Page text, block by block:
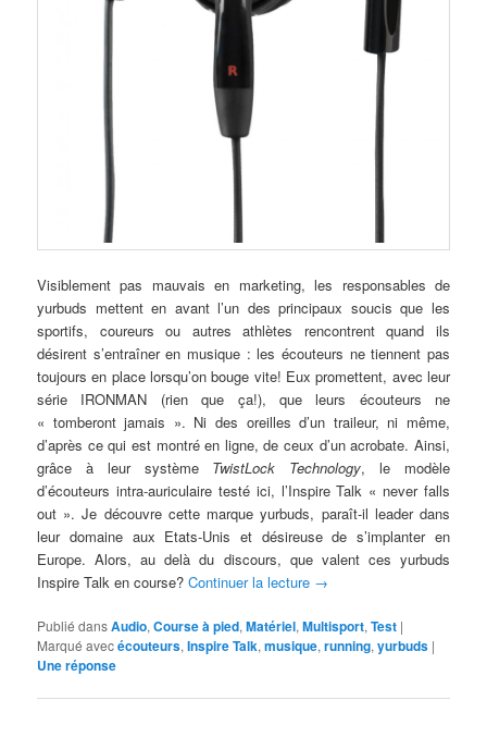
Visiblement pas mauvais en marketing, les responsables de
yurbuds mettent en avant l’un des principaux soucis que les
sportifs, coureurs ou autres athlètes rencontrent quand ils
désirent s’entraîner en musique : les écouteurs ne tiennent pas
toujours en place lorsqu’on bouge vite! Eux promettent, avec leur
série IRONMAN (rien que ça!), que leurs écouteurs ne
« tomberont jamais ». Ni des oreilles d’un traileur, ni même,
d’après ce qui est montré en ligne, de ceux d’un acrobate. Ainsi,
grâce à leur système TwistLock Technology, le modèle
d’écouteurs intra-auriculaire testé ici, l’Inspire Talk « never falls
out ». Je découvre cette marque yurbuds, paraît-il leader dans
leur domaine aux Etats-Unis et désireuse de s’implanter en
Europe. Alors, au delà du discours, que valent ces yurbuds
Inspire Talk en course?Continuer la lecture →
Publié dansAudio,Course à pied,Matériel,Multisport,Test |
Marqué avecécouteurs,Inspire Talk,musique,running,yurbuds |
Uneréponse